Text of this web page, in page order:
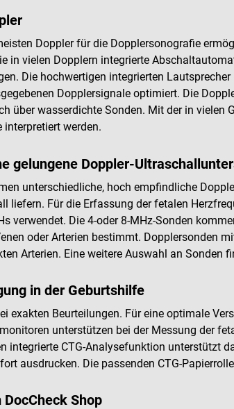
Doppler für die Dopplersonografie
in vielen Dopplern integrierte
Die hochwertigen integrierten
Dopplersignale optimiert. Die
über wasserdichte Sonden. Mit der in
werden.
gelungene Doppler-
unterschiedliche, hoch empfindliche
liefern. Für die Erfassung der fetalen
verwendet. Die 4-oder 8-MHz-Sonden
oder Arterien bestimmt. Dopplersonden
Arterien. Eine weitere Auswahl an Sonden
in der Geburtshilfe
exakten Beurteilungen. Für eine optimale
unterstützen bei der Messung der
integrierte CTG-Analysefunktion unterstützt
ausdrucken. Die passenden CTG-
Shop